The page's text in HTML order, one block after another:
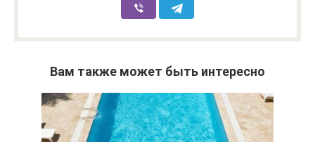
Вам также может быть интересно